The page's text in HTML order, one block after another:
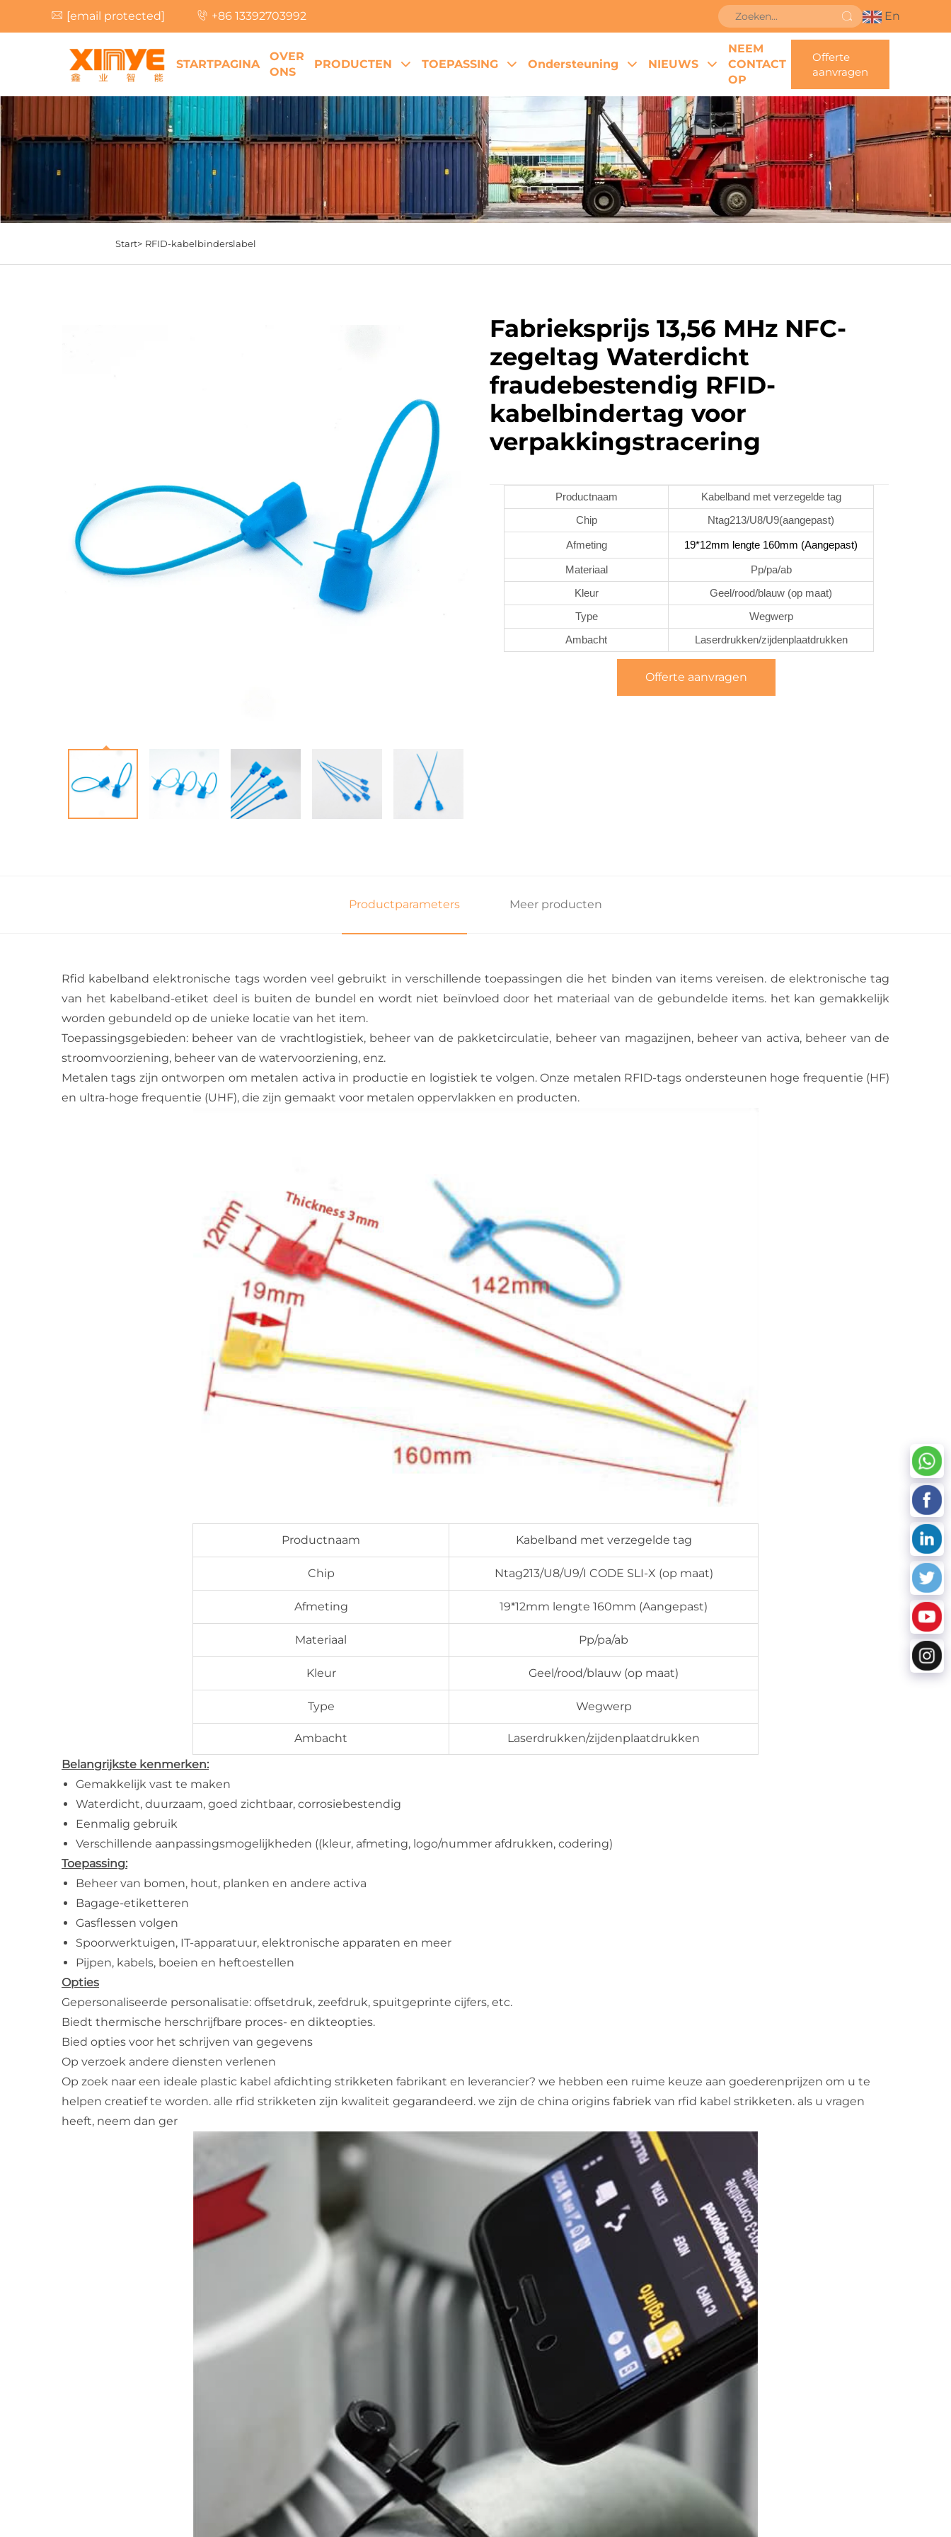
[email protected] +86 13392703992 En
STARTPAGINA
OVER
ONS
PRODUCTEN TOEPASSING Ondersteuning NIEUWS
NEEM
CONTACT
OP
Offerte
aanvragen
Start> RFID-kabelbinderslabel
Fabrieksprijs 13,56 MHz NFC-
zegeltag Waterdicht
fraudebestendig RFID-
kabelbindertag voor
verpakkingstracering
Productnaam
Kabelband met verzegelde tag
Chip
Ntag213/U8/U9(aangepast)
Afmeting 19*12mm lengte 160mm (Aangepast)
Materiaal
Pp/pa/ab
Kleur
Geel/rood/blauw (op maat)
Type
Wegwerp
Ambacht
Laserdrukken/zijdenplaatdrukken
Offerte aanvragen
Productparameters Meer producten
Rfid kabelband elektronische tags worden veel gebruikt in verschillende toepassingen die het binden van items vereisen. de elektronische tag
van het kabelband-etiket deel is buiten de bundel en wordt niet beïnvloed door het materiaal van de gebundelde items. het kan gemakkelijk
worden gebundeld op de unieke locatie van het item.
Toepassingsgebieden: beheer van de vrachtlogistiek, beheer van de pakketcirculatie, beheer van magazijnen, beheer van activa, beheer van de
stroomvoorziening, beheer van de watervoorziening, enz.
Metalen tags zijn ontworpen om metalen activa in productie en logistiek te volgen. Onze metalen RFID-tags ondersteunen hoge frequentie (HF)
en ultra-hoge frequentie (UHF), die zijn gemaakt voor metalen oppervlakken en producten.
Productnaam Kabelband met verzegelde tag
Chip Ntag213/U8/U9/I CODE SLI-X (op maat)
Afmeting 19*12mm lengte 160mm (Aangepast)
Materiaal Pp/pa/ab
Kleur Geel/rood/blauw (op maat)
Type Wegwerp
Ambacht
Laserdrukken/zijdenplaatdrukken
Belangrijkste kenmerken:
Gemakkelijk vast te maken
Waterdicht, duurzaam, goed zichtbaar, corrosiebestendig
Eenmalig gebruik
Verschillende aanpassingsmogelijkheden ((kleur, afmeting, logo/nummer afdrukken, codering)
Toepassing:
Beheer van bomen, hout, planken en andere activa
Bagage-etiketteren
Gasflessen volgen
Spoorwerktuigen, IT-apparatuur, elektronische apparaten en meer
Pijpen, kabels, boeien en heftoestellen
Opties
Gepersonaliseerde personalisatie: offsetdruk, zeefdruk, spuitgeprinte cijfers, etc.
Biedt thermische herschrijfbare proces- en dikteopties.
Bied opties voor het schrijven van gegevens
Op verzoek andere diensten verlenen
Op zoek naar een ideale plastic kabel afdichting strikketen fabrikant en leverancier? we hebben een ruime keuze aan goederenprijzen om u te
helpen creatief te worden. alle rfid strikketen zijn kwaliteit gegarandeerd. we zijn de china origins fabriek van rfid kabel strikketen. als u vragen
heeft, neem dan ger